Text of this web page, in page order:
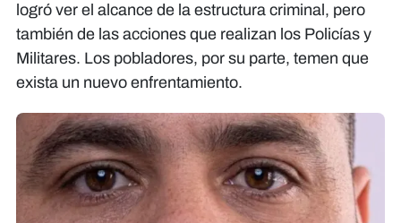
logró ver el alcance de la estructura criminal, pero
también de las acciones que realizan los Policías y
Militares. Los pobladores, por su parte, temen que
exista un nuevo enfrentamiento.